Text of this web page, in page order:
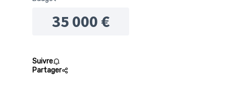
35 000 €
Suivre
Partager